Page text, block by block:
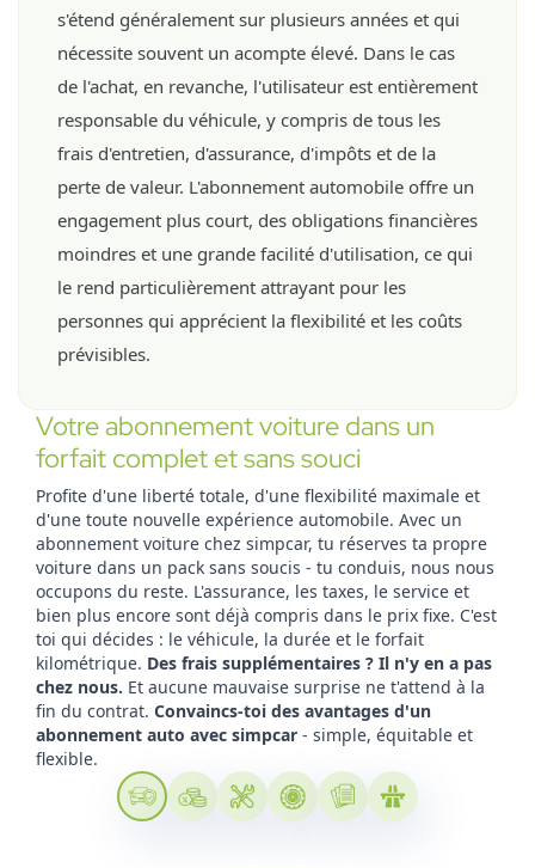
s'étend généralement sur plusieurs années et qui
nécessite souvent un acompte élevé. Dans le cas
de l'achat, en revanche, l'utilisateur est entièrement
responsable du véhicule, y compris de tous les
frais d'entretien, d'assurance, d'impôts et de la
perte de valeur. L'abonnement automobile offre un
engagement plus court, des obligations financières
moindres et une grande facilité d'utilisation, ce qui
le rend particulièrement attrayant pour les
personnes qui apprécient la flexibilité et les coûts
prévisibles.
Votre abonnement voiture dans un
forfait complet et sans souci
Profite d'une liberté totale, d'une flexibilité maximale et
d'une toute nouvelle expérience automobile. Avec un
abonnement voiture chez simpcar, tu réserves ta propre
voiture dans un pack sans soucis - tu conduis, nous nous
occupons du reste. L'assurance, les taxes, le service et
bien plus encore sont déjà compris dans le prix fixe. C'est
toi qui décides : le véhicule, la durée et le forfait
kilométrique. Des frais supplémentaires ? Il n'y en a pas
chez nous. Et aucune mauvaise surprise ne t'attend à la
fin du contrat. Convaincs-toi des avantages d'un
abonnement auto avec simpcar - simple, équitable et
flexible.